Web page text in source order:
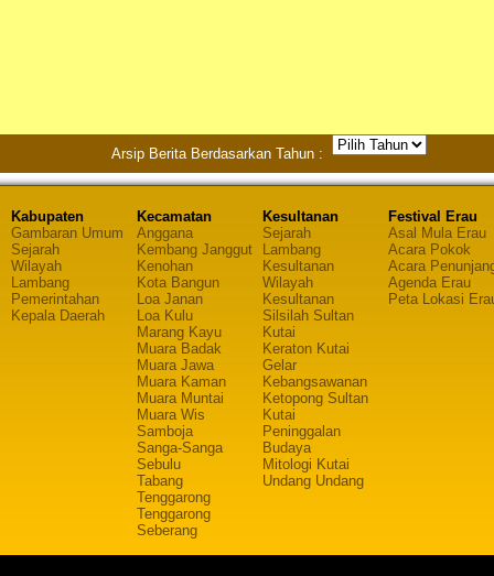
Arsip Berita Berdasarkan Tahun :
Kabupaten
Gambaran Umum
Sejarah
Wilayah
Lambang
Pemerintahan
Kepala Daerah
Kecamatan
Anggana
Kembang Janggut
Kenohan
Kota Bangun
Loa Janan
Loa Kulu
Marang Kayu
Muara Badak
Muara Jawa
Muara Kaman
Muara Muntai
Muara Wis
Samboja
Sanga-Sanga
Sebulu
Tabang
Tenggarong
Tenggarong
Seberang
Kesultanan
Sejarah
Lambang
Kesultanan
Wilayah
Kesultanan
Silsilah Sultan
Kutai
Keraton Kutai
Gelar
Kebangsawanan
Ketopong Sultan
Kutai
Peninggalan
Budaya
Mitologi Kutai
Undang Undang
Festival Erau
Asal Mula Erau
Acara Pokok
Acara
Agenda Erau
Peta Lokasi